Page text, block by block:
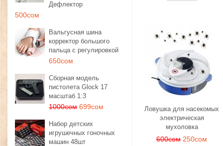
Дефлектор
500сом
Вальгусная шина
корректор большого
пальца с регулировкой
650сом
Сборная модель
пистолета Glock 17
масштаб 1:3
1000сом 699сом
Набор детских
игрушечных гоночных
машин 48шт
Ловушка для насекомых
электрическая
мухоловка
600сом 250сом